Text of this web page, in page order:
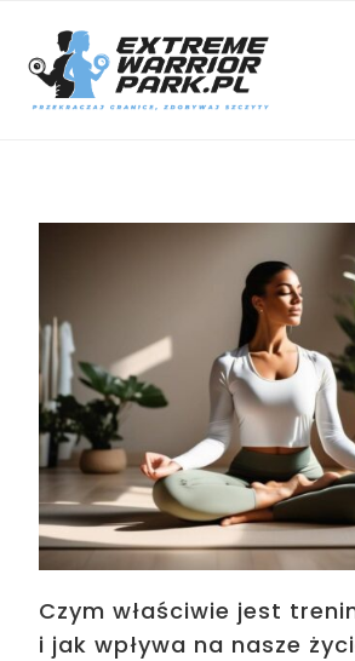
Czym właściwie jest
i jak wpływa na nasze